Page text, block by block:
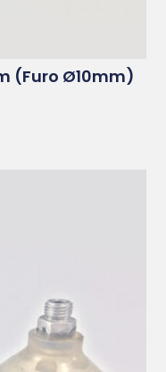
(furo Ø10mm)